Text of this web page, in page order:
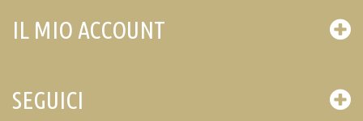
IL MIO ACCOUNT
SEGUICI